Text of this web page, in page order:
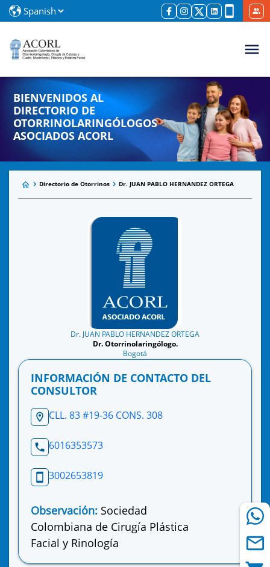
BIENVENIDOS AL
DIRECTORIO DE
OTORRINOLARINGÓLOGOS
ASOCIADOS ACORL
Directorio de Otorrinos Dr. JUAN PABLO HERNANDEZ ORTEGA
Dr. JUAN PABLO HERNANDEZ ORTEGA
Dr. Otorrinolaringólogo.
Bogotá
INFORMACIÓN DE CONTACTO DEL
CONSULTOR
CLL. 83 #19-36 CONS. 308
6016353573
3002653819
Observación: Sociedad
Colombiana de Cirugía Plástica
Facial y Rinología